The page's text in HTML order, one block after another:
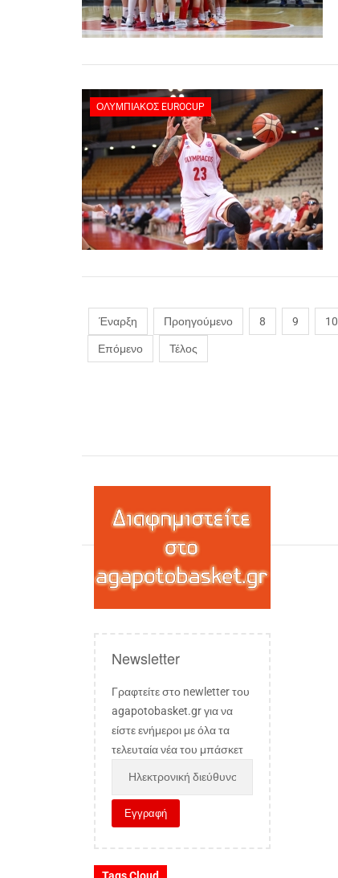
ΟΛΥΜΠΙΑΚΌΣ EUROCUP
Έναρξη Προηγούμενο 8 9 10
Επόμενο
Τέλος
Newsletter
Γραφτείτε στο newletter του
agapotobasket.gr για να
είστε ενήμεροι με όλα τα
τελευταία νέα του μπάσκετ